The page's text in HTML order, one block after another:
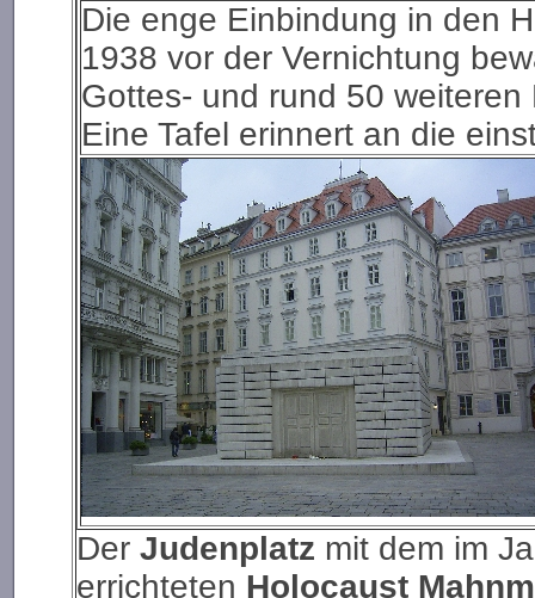
Die enge Einbindung in den
1938 vor der Vernichtung
Gottes- und rund 50
Eine Tafel erinnert an die
Der Judenplatz mit dem im
errichteten Holocaust